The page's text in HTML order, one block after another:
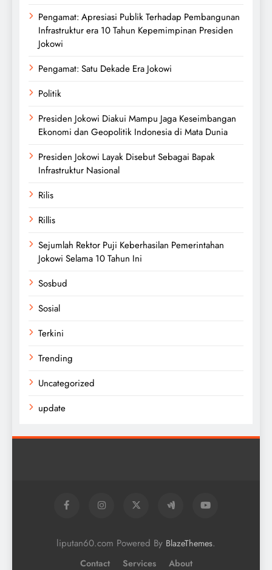
Pengamat: Apresiasi Publik Terhadap Pembangunan
Infrastruktur era 10 Tahun Kepemimpinan Presiden
Jokowi
Pengamat: Satu Dekade Era Jokowi
Politik
Presiden Jokowi Diakui Mampu Jaga Keseimbangan
Ekonomi dan Geopolitik Indonesia di Mata Dunia
Presiden Jokowi Layak Disebut Sebagai Bapak
Infrastruktur Nasional
Rilis
Rillis
Sejumlah Rektor Puji Keberhasilan Pemerintahan
Jokowi Selama 10 Tahun Ini
Sosbud
Sosial
Terkini
Trending
Uncategorized
update
liputan60.com Powered By BlazeThemes.
Contact Services About